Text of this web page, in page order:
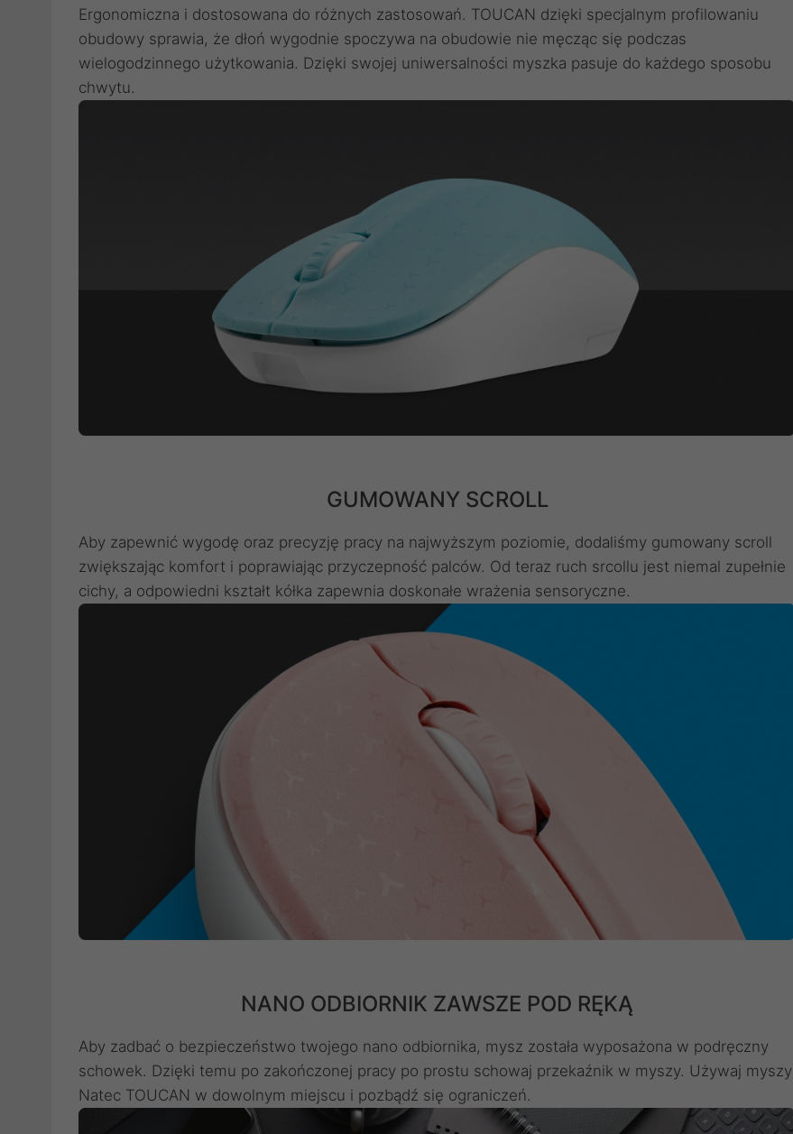
Ergonomiczna i dostosowana do różnych zastosowań. TOUCAN dzięki specjalnym profilowaniu
obudowy sprawia, że dłoń wygodnie spoczywa na obudowie nie męcząc się podczas
wielogodzinnego użytkowania. Dzięki swojej uniwersalności myszka pasuje do każdego sposobu
chwytu.
GUMOWANY SCROLL
Aby zapewnić wygodę oraz precyzję pracy na najwyższym poziomie, dodaliśmy gumowany scroll
zwiększając komfort i poprawiając przyczepność palców. Od teraz ruch srcollu jest niemal zupełnie
cichy, a odpowiedni kształt kółka zapewnia doskonałe wrażenia sensoryczne.
NANO ODBIORNIK ZAWSZE POD RĘKĄ
Aby zadbać o bezpieczeństwo twojego nano odbiornika, mysz została wyposażona w podręczny
schowek. Dzięki temu po zakończonej pracy po prostu schowaj przekaźnik w myszy. Używaj myszy
Natec TOUCAN w dowolnym miejscu i pozbądź się ograniczeń.